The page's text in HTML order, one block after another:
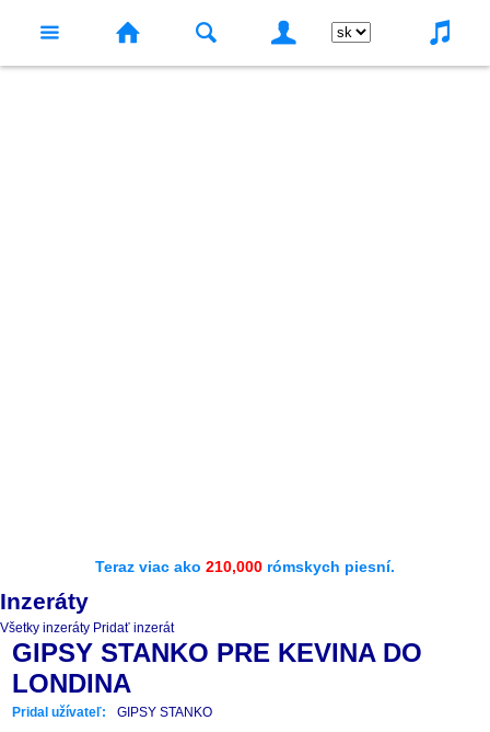
Teraz viac ako 210,000 rómskych piesní.
Inzeráty
Všetky inzeráty Pridať inzerát
GIPSY STANKO PRE KEVINA DO
LONDINA
Pridal užívateľ: GIPSY STANKO